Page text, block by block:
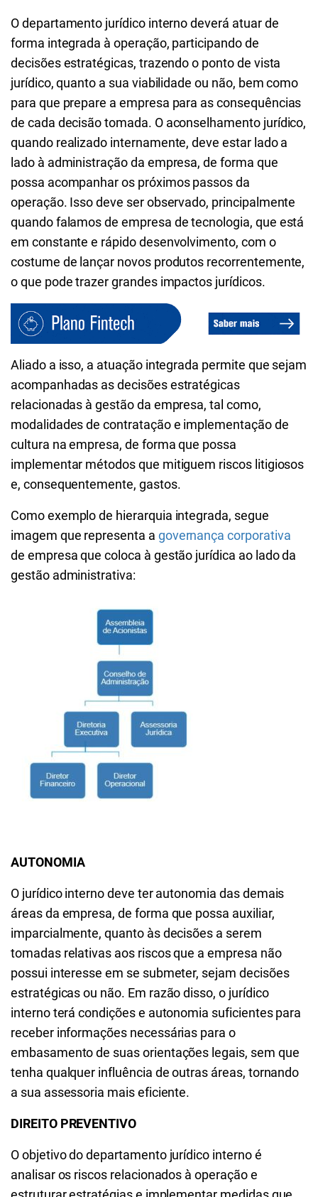
O departamento jurídico interno deverá atuar de
forma integrada à operação, participando de
decisões estratégicas, trazendo o ponto de vista
jurídico, quanto a sua viabilidade ou não, bem como
para que prepare a empresa para as consequências
de cada decisão tomada. O aconselhamento jurídico,
quando realizado internamente, deve estar lado a
lado à administração da empresa, de forma que
possa acompanhar os próximos passos da
operação. Isso deve ser observado, principalmente
quando falamos de empresa de tecnologia, que está
em constante e rápido desenvolvimento, com o
costume de lançar novos produtos recorrentemente,
o que pode trazer grandes impactos jurídicos.
Aliado a isso, a atuação integrada permite que sejam
acompanhadas as decisões estratégicas
relacionadas à gestão da empresa, tal como,
modalidades de contratação e implementação de
cultura na empresa, de forma que possa
implementar métodos que mitiguem riscos litigiosos
e, consequentemente, gastos.
Como exemplo de hierarquia integrada, segue
imagem que representa a governança corporativa
de empresa que coloca à gestão jurídica ao lado da
gestão administrativa:
AUTONOMIA
O jurídico interno deve ter autonomia das demais
áreas da empresa, de forma que possa auxiliar,
imparcialmente, quanto às decisões a serem
tomadas relativas aos riscos que a empresa não
possui interesse em se submeter, sejam decisões
estratégicas ou não. Em razão disso, o jurídico
interno terá condições e autonomia suficientes para
receber informações necessárias para o
embasamento de suas orientações legais, sem que
tenha qualquer influência de outras áreas, tornando
a sua assessoria mais eficiente.
DIREITO PREVENTIVO
O objetivo do departamento jurídico interno é
analisar os riscos relacionados à operação e